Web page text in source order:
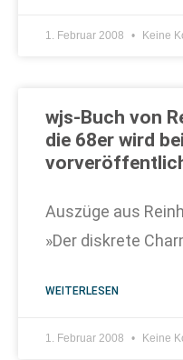
1. Februar 2008 Keine
wjs-Buch von
die 68er wird
Auszüge aus
»Der diskrete
WEITERLESEN
1. Februar 2008 Keine